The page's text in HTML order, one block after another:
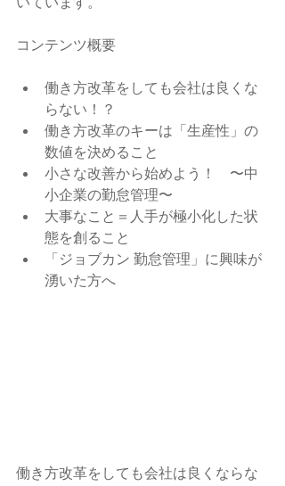
コンテンツ概要
働き方改革をしても会社は良くな
らない！？
働き方改革のキーは「生産性」の
数値を決めること
小さな改善から始めよう！　〜中
小企業の勤怠管理〜
大事なこと＝人手が極小化した状
態を創ること
「ジョブカン 勤怠管理」に興味が
湧いた方へ
働き方改革をしても会社は良くならな